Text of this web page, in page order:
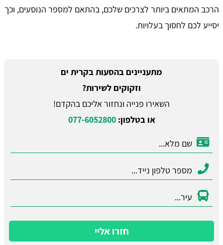
הרכב המתאים ביותר לצרכים שלכם, בהתאם למספר הנוסעים, וכך
יסייע לכם לחסוך בעלויות.
מתעניינים בהסעות בקרית ים
וזקוקים לשירות?
השאירו פנייה ונחזור אליכם בהקדם!
או בטלפון:077-6052800
חזרו אליי